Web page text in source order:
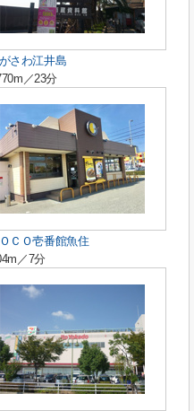
さわ江井島
／23分
ＣＯ壱番館魚住
／7分